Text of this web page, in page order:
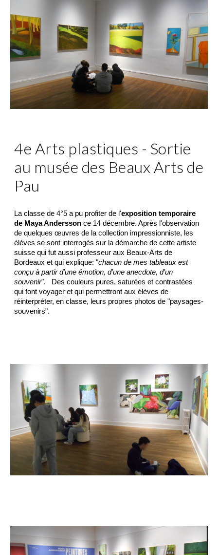
4e Arts plastiques - Sortie
au musée des Beaux Arts de
Pau
La classe de 4°5 a pu profiter de l'exposition temporaire
de Maya Anderssonce 14 décembre. Après l'observation
de quelques œuvres de la collection impressionniste, les
élèves se sont interrogés sur la démarche de cette artiste
suisse qui fut aussi professeur aux Beaux-Arts de
Bordeaux et qui explique: "chacun de mes tableaux est
conçu à partir d'une émotion, d'une anecdote, d'un
souvenir". Des couleurs pures, saturées et contrastées
qui font voyager et qui permettront aux élèves de
réinterpréter, en classe, leurs propres photos de "paysages-
souvenirs".